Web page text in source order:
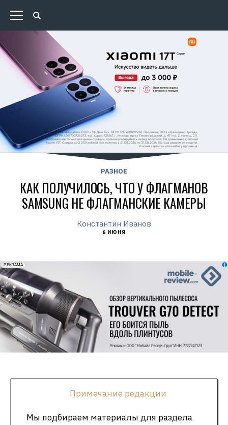
РАЗНОЕ
КАК ПОЛУЧИЛОСЬ, ЧТО У ФЛАГМАНОВ
SAMSUNG НЕ ФЛАГМАНСКИЕ КАМЕРЫ
Константин Иванов
6 ИЮНЯ
erid: 2VfnxxmNzs5
РЕКЛАМА
Примечание редакции
Мы подбираем материалы для раздела